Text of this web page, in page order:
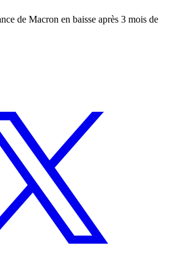
de Macron en baisse après 3 mois de